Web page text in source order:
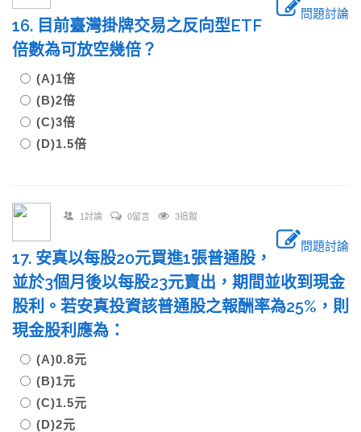
問題討論
16. 目前臺灣掛牌交易之反向型ETF
倍數為可放空幾倍？
(A)1倍
(B)2倍
(C)3倍
(D)1.5倍
1討論 0留言 3追蹤
問題討論
17. 安真以每股20元買進1張普通股，
並於3個月後以每股23元賣出，期間並收到現金
股利。若安真投資該普通股之報酬率為25%，則
現金股利應為：
(A)0.8元
(B)1元
(C)1.5元
(D)2元